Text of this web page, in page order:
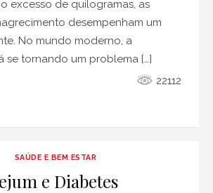
excesso de quilogramas, as
desempenham um
No mundo moderno, a
se tornando um problema […]
22112
SAÚDE E BEM ESTAR
e Diabetes